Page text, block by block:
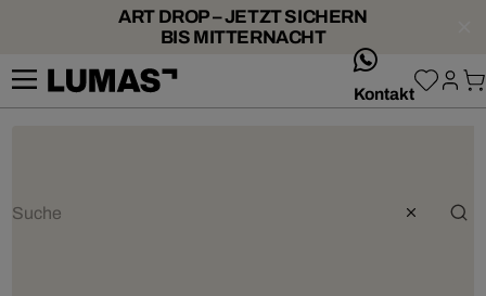
ART DROP – JETZT SICHERN
BIS MITTERNACHT
Kontakt